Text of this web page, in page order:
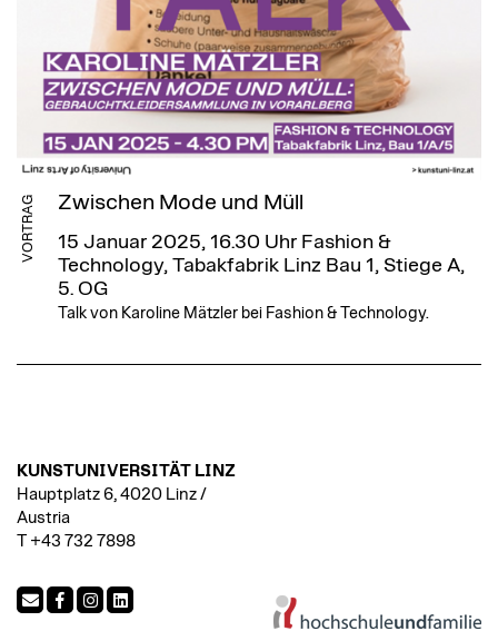
VORTRAG Zwischen Mode und Müll
15 Januar 2025, 16.30 Uhr Fashion &
Technology, Tabakfabrik Linz Bau 1, Stiege A,
5. OG
Talk von Karoline Mätzler bei Fashion & Technology.
KUNSTUNIVERSITÄT LINZ
Hauptplatz 6, 4020 Linz /
Austria
T +43 732 7898